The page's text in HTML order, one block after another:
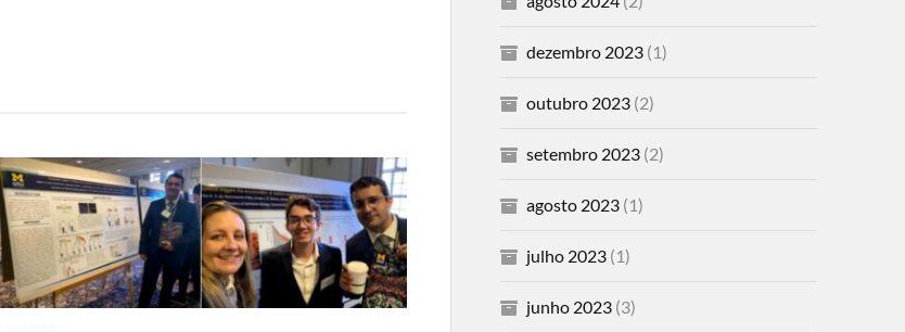
dezembro 2023(1)
outubro 2023(2)
setembro 2023(2)
agosto 2023(1)
julho 2023(1)
junho 2023(3)